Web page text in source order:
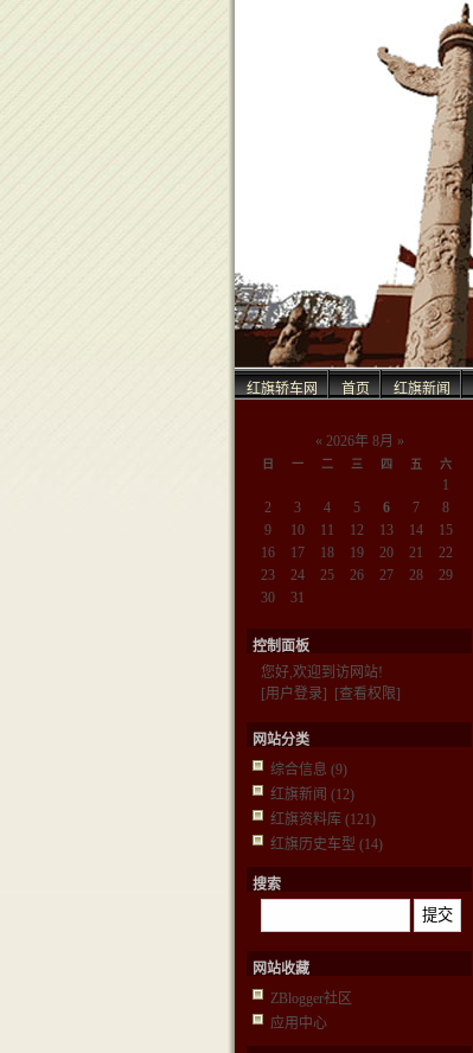
红旗轿车网 首页 红旗新闻
« 2026年 8月 »
日 一 二 三 四 五 六
1
2
3 4 5 6 7
8
9
10 11 12 13 14
15
16
17 18 19 20 21
22
23
24 25 26 27 28
29
30
31
控制面板
您好,欢迎到访网站!
[用户登录]
[查看权限]
网站分类
综合信息 (9)
红旗新闻 (12)
红旗资料库 (121)
红旗历史车型 (14)
搜索
网站收藏
ZBlogger社区
应用中心